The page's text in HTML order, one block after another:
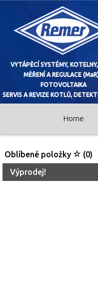
MĚŘENÍ
SERVIS A
Home
Oblíbené položky
(0)
Výprodej!